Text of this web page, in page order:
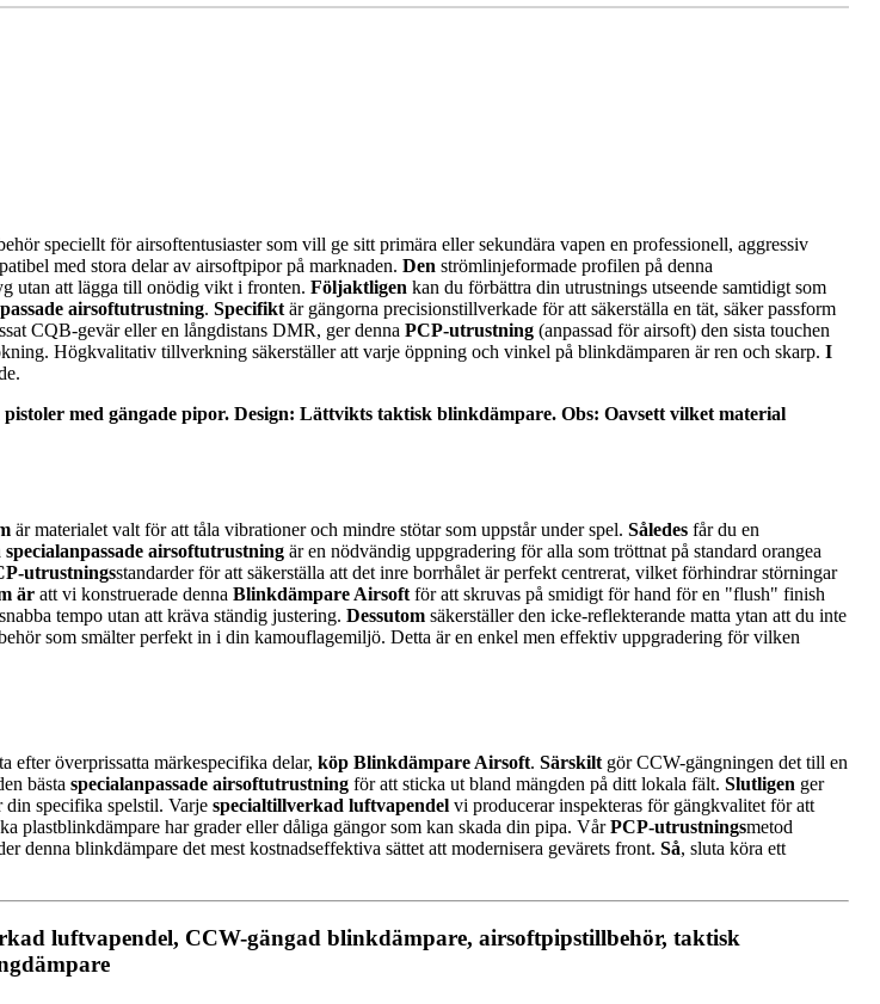
speciellt för airsoftentusiaster som vill ge sitt primära eller sekundära vapen en professionell, aggressiv
med stora delar av airsoftpipor på marknaden. Den strömlinjeformade profilen på denna
utan att lägga till onödig vikt i fronten. Följaktligen kan du förbättra din utrustnings utseende samtidigt som
airsoftutrustning. Specifikt är gängorna precisionstillverkade för att säkerställa en tät, säker passform
CQB-gevär eller en långdistans DMR, ger denna PCP-utrustning (anpassad för airsoft) den sista touchen
Högkvalitativ tillverkning säkerställer att varje öppning och vinkel på blinkdämparen är ren och skarp. I
med gängade pipor. Design: Lättvikts taktisk blinkdämpare. Obs: Oavsett vilket material
är materialet valt för att tåla vibrationer och mindre stötar som uppstår under spel. Således får du en
specialanpassade airsoftutrustning är en nödvändig uppgradering för alla som tröttnat på standard orangea
utrustningsstandarder för att säkerställa att det inre borrhålet är perfekt centrerat, vilket förhindrar störningar
är att vi konstruerade denna Blinkdämpare Airsoft för att skruvas på smidigt för hand för en "flush" finish
tempo utan att kräva ständig justering. Dessutom säkerställer den icke-reflekterande matta ytan att du inte
som smälter perfekt in i din kamouflagemiljö. Detta är en enkel men effektiv uppgradering för vilken
efter överprissatta märkespecifika delar, köp Blinkdämpare Airsoft. Särskilt gör CCW-gängningen det till en
bästa specialanpassade airsoftutrustning för att sticka ut bland mängden på ditt lokala fält. Slutligen ger
specifika spelstil. Varje specialtillverkad luftvapendel vi producerar inspekteras för gängkvalitet för att
plastblinkdämpare har grader eller dåliga gängor som kan skada din pipa. VårPCP-utrustningsmetod
denna blinkdämpare det mest kostnadseffektiva sättet att modernisera gevärets front. Så, sluta köra ett
luftvapendel, CCW-gängad blinkdämpare, airsoftpipstillbehör, taktisk